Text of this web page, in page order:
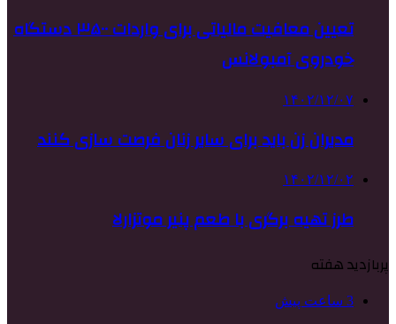
تعیین معافیت مالیاتی برای واردات ۳۵۰۰ دستگاه
خودروی آمبولانس
۱۴۰۲/۱۲/۰۷
مدیران زن باید برای سایر زنان فرصت سازی کنند
۱۴۰۲/۱۲/۰۲
طرز تهیه برگری با طعم پنیر موتزارلا
پربازدید هفته
3 ساعت پیش